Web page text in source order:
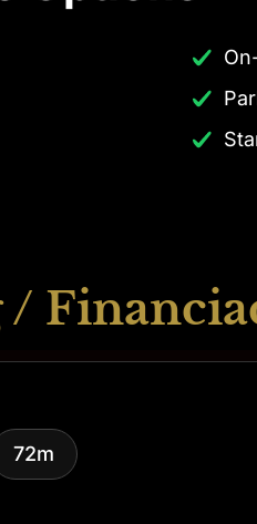
/
72m